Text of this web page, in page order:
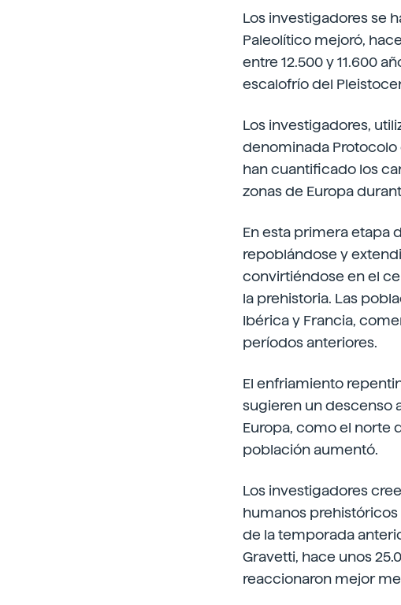
Los investigadores se
Paleolítico mejoró,
entre 12.500 y 11.600
escalofrío del
Los investigadores,
denominada Protocolo
han cuantificado los
zonas de Europa
En esta primera etapa
repoblándose y
convirtiéndose en el
la prehistoria. Las
Ibérica y Francia,
períodos anteriores.
El enfriamiento
sugieren un descenso
Europa, como el norte
población aumentó.
Los investigadores
humanos
de la temporada
Gravetti, hace unos
reaccionaron mejor